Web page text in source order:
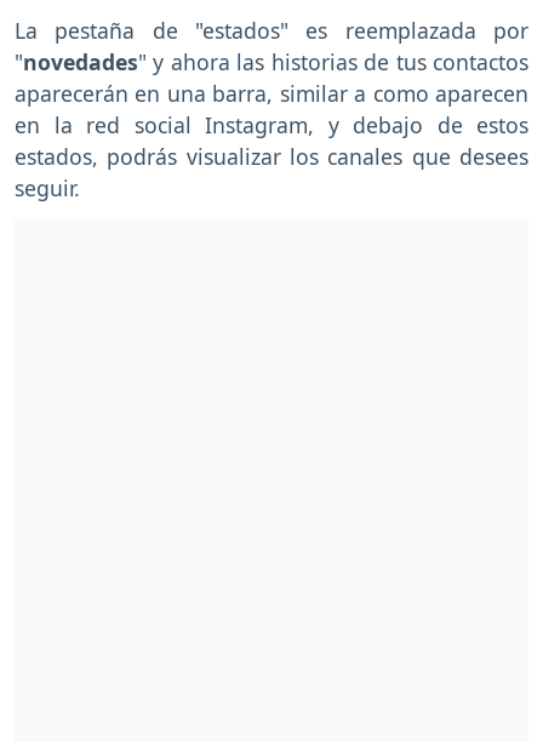
La pestaña de "estados" es reemplazada por
"novedades" y ahora las historias de tus contactos
aparecerán en una barra, similar a como aparecen
en la red social Instagram, y debajo de estos
estados, podrás visualizar los canales que desees
seguir.